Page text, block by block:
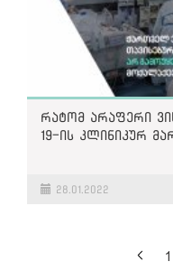
რატომ არაფერი
19-ის კლინიკურ
28.01.2022
1